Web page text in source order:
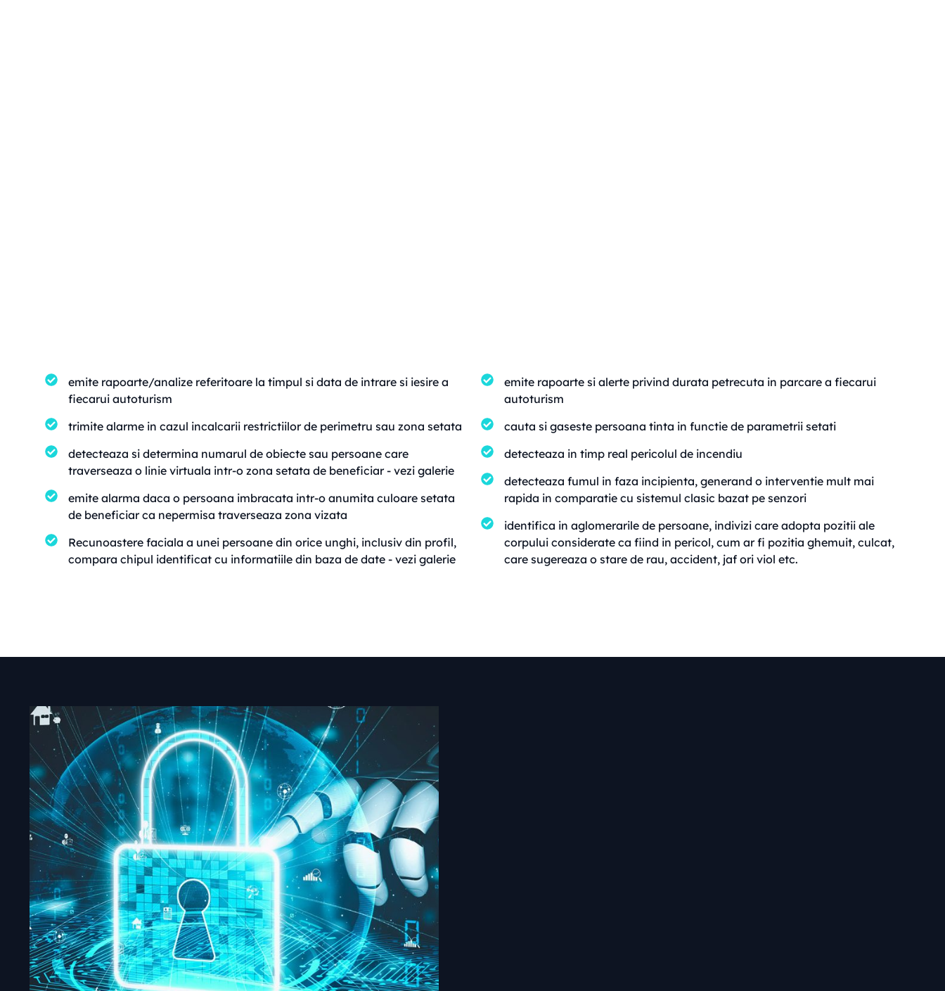
emite rapoarte/analize referitoare la timpul si data de intrare si iesire a
fiecarui autoturism
trimite alarme in cazul incalcarii restrictiilor de perimetru sau zona setata
detecteaza si determina numarul de obiecte sau persoane care
traverseaza o linie virtuala intr-o zona setata de beneficiar - vezi galerie
emite alarma daca o persoana imbracata intr-o anumita culoare setata
de beneficiar ca nepermisa traverseaza zona vizata
Recunoastere faciala a unei persoane din orice unghi, inclusiv din profil,
compara chipul identificat cu informatiile din baza de date - vezi galerie
emite rapoarte si alerte privind durata petrecuta in parcare a fiecarui
autoturism
cauta si gaseste persoana tinta in functie de parametrii setati
detecteaza in timp real pericolul de incendiu
detecteaza fumul in faza incipienta, generand o interventie mult mai
rapida in comparatie cu sistemul clasic bazat pe senzori
identifica in aglomerarile de persoane, indivizi care adopta pozitii ale
corpului considerate ca fiind in pericol, cum ar fi pozitia ghemuit, culcat,
care sugereaza o stare de rau, accident, jaf ori viol etc.